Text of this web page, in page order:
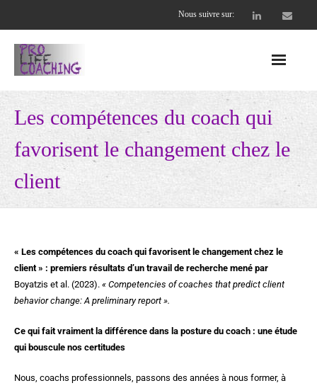
Nous suivre sur:
Accueil
Nos offres
- Entreprises
- Coachs professionnels
- - Supervision Collective
- - SuperVision Collective en tandem
Les compétences du coach qui
favorisent le changement chez le
client
« Les compétences du coach qui favorisent le changement chez le
client » : premiers résultats d’un travail de recherche mené par
Boyatzis et al. (2023). « Competencies of coaches that predict client
behavior change: A preliminary report ».
Ce qui fait vraiment la différence dans la posture du coach : une étude
qui bouscule nos certitudes
Nous, coachs professionnels, passons des années à nous former, à